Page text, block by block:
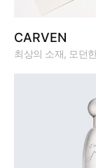
CARVEN
최상의 소재, 모던